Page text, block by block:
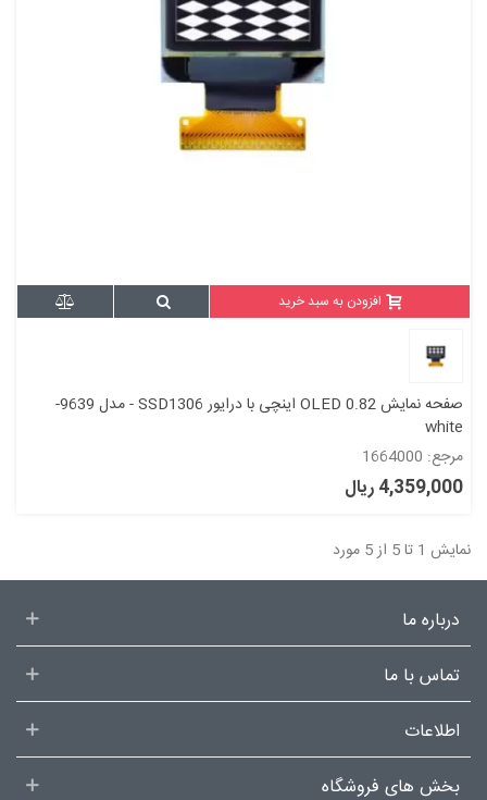
افزودن به سبد خرید
صفحه نمایش OLED 0.82 اینچی با درایور SSD1306 - مدل 9639-
white
مرجع: 1664000
4,359,000 ریال
نمایش 1 تا 5 از 5 مورد
درباره ما
تماس با ما
اطلاعات
بخش های فروشگاه